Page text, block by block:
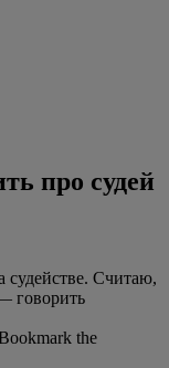
про судей
Считаю,
говорить
the